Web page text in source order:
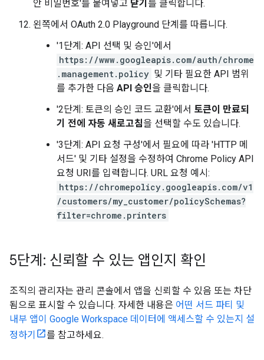
안 비밀번호'를 붙여넣고 닫기 를 클릭합니다.
왼쪽에서 OAuth 2.0 Playground 단계를 따릅니다.
'1단계: API 선택 및 승인'에서
https://www.googleapis.com/auth/chrome
.management.policy 및 기타 필요한 API 범위
를 추가한 다음 API 승인을 클릭합니다.
'2단계: 토큰의 승인 코드 교환'에서 토큰이 만료되
기 전에 자동 새로고침을 선택할 수도 있습니다.
'3단계: API 요청 구성'에서 필요에 따라 'HTTP 메
서드' 및 기타 설정을 수정하여 Chrome Policy API
요청 URI를 입력합니다. URL 요청 예시:
https://chromepolicy.googleapis.com/v1
/customers/my_customer/policySchemas?
filter=chrome.printers
5단계: 신뢰할 수 있는 앱인지 확인
조직의 관리자는 관리 콘솔에서 앱을 신뢰할 수 있음 또는 차단
됨으로 표시할 수 있습니다. 자세한 내용은 어떤 서드 파티 및
내부 앱이 Google Workspace 데이터에 액세스할 수 있는지 설
정하기
를 참고하세요.